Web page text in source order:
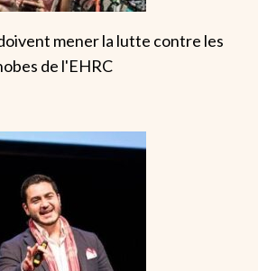
mener la lutte contre les
de l'EHRC